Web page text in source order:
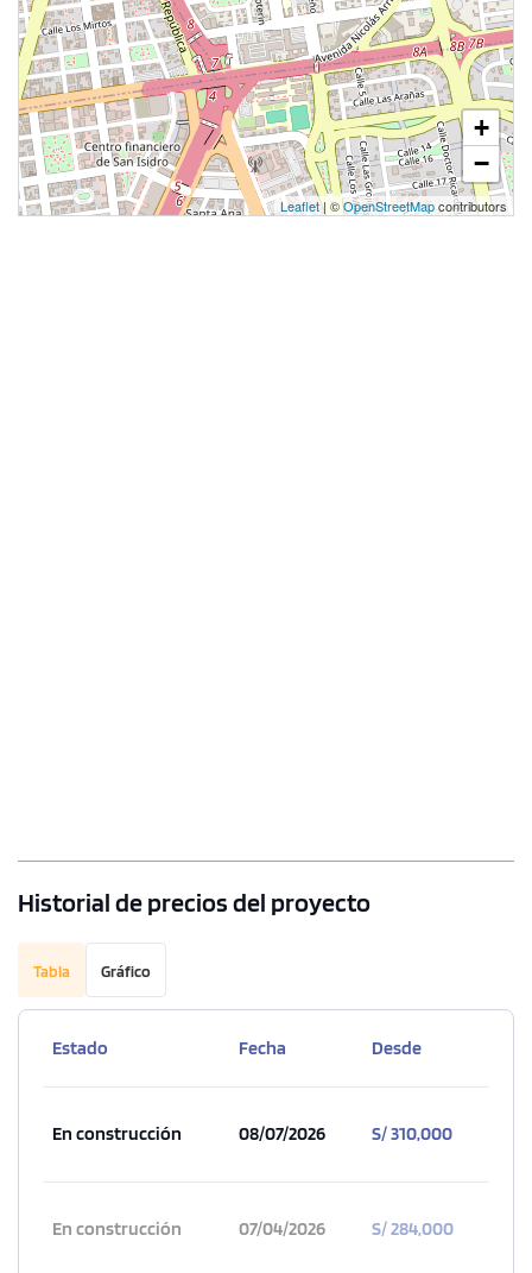
+
−
Leaflet| ©OpenStreetMapcontributors
Historial de precios del proyecto
Tabla Gráfico
Estado Fecha Desde
En construcción 08/07/2026 S/ 310,000
En construcción 07/04/2026 S/ 284,000